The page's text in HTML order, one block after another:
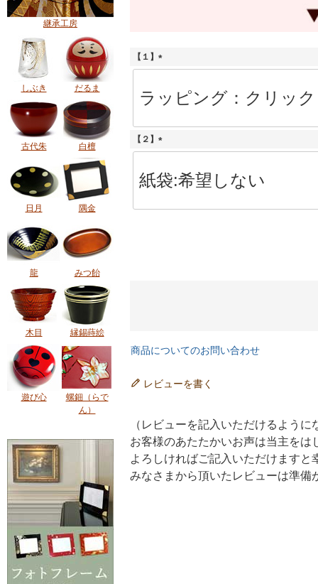
継承工房
しぶき だるま
古代朱 白檀
日月 隅金
龍 みつ飴
木目 縁錫蒔絵
遊び心
螺鈿（らで
ん）
【１】
(
須
【２】
(
須
商品についてのお問い合わせ
レビューを書く
（レビューを記入いただけるように
お客様のあたたかいお声は当主を
よろしければご記入いただけますと
みなさまから頂いたレビューは準備